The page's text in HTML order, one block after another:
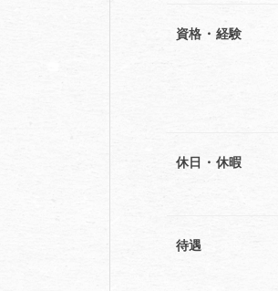
資格・経験
休日・休暇
待遇